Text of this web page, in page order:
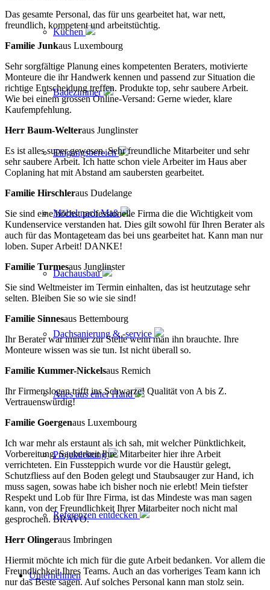
Küchen
Badezimmer
Eingangsbereich
Möbel nach Maß
Dachausbau
Dachsanierung & -service
Alles aus einer Hand
Projektleitung
Referenzen entdecken
Unternehmen
Das gesamte Personal, das für uns gearbeitet hat, war nett,
freundlich, kompetent und arbeitstüchtig.
Familie Junkaus Luxembourg
Sehr sorgfältige Planung eines kompetenten Beraters, motivierte
Monteure die ihr Handwerk kennen und passend zur Situation die
richtige Entscheidung treffen. Produkte top, sehr saubere Arbeit.
Wie bei einem grossen Online-Versand: Gerne wieder, klare
Kaufempfehlung.
Herr Baum-Welteraus Junglinster
Es ist alles super gewesen. Sehr freundliche Mitarbeiter und sehr
sehr saubere Arbeit. Ich hatte schon viele Arbeiter im Haus aber
Coplaning hat mit Abstand am saubersten gearbeitet.
Familie Hirschleraus Dudelange
Sie sind eine höchst professionelle Firma die die Wichtigkeit vom
Kundenservice verstanden hat. Dies gilt sowohl für Ihren Berater als
auch für das Montageteam das bei uns gearbeitet hat. Kann man nur
loben. Super Arbeit! DANKE!
Familie Turmesaus Junglinster
Sie sind Weltmeister im Termin einhalten, das ist heutzutage sehr
selten. Bleiben Sie so wie sie sind!
Familie Sinnesaus Bettembourg
Ihr Berater war immer zur Stelle wenn man ihn brauchte. Ihre
Monteure wissen was sie tun. Ist nicht überall so.
Familie Kummer-Nickelsaus Remich
Ihr Firmenslogan trifft ins Schwarze! Qualität von A bis Z.
Vertrauenswürdig!
Familie Goergenaus Luxembourg
Ich war mehr als erstaunt als ich sah, mit welcher Pünktlichkeit,
Vorbereitung, Sauberkeit Ihre Mitarbeiter hier ihre Arbeit
verrichteten. Ein Fussteppich wurde vor die Haustür gelegt,
Schutzfliess auf den Boden gelegt und Staubsauger zur Hand, ich
muss sagen, sowas habe ich bisher noch nie erlebt! Mein tiefster
Respekt und Lob für Ihre Firma, ist das Mindeste was man sagen
kann, von der Freundlichkeit Ihrer Mitarbeiter noch nicht mal
gesprochen. BRAVO.
Herr Olingeraus Imbringen
Hiermit möchte ich mich für die gute Arbeit bedanken. Vor allem die
Freundlichkeit Ihres Teams. Auch an das vorheriges Team kann ich
nur das Beste sagen. Auf solches Personal kann man stolz sein.